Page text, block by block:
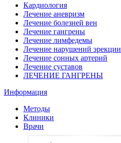
Кардиология
Лечение аневризм
Лечение болезней вен
Лечение гангрены
Лечение лимфедемы
Лечение нарушений эрекции
Лечение сонных артерий
Лечение суставов
ЛЕЧЕНИЕ ГАНГРЕНЫ
Информация
Методы
Клиники
Врачи